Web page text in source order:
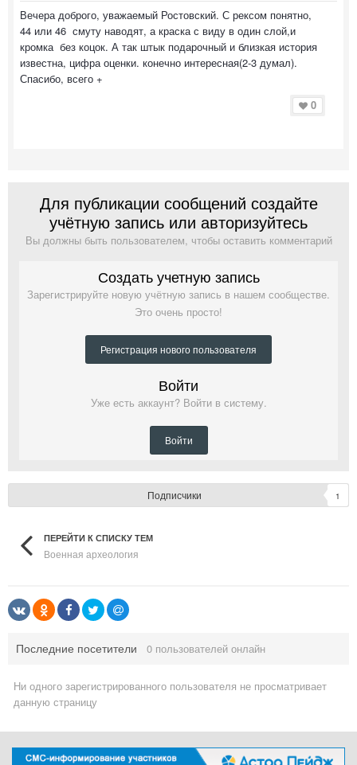
Вечера доброго, уважаемый Ростовский. С рексом понятно,
44 или 46 смуту наводят, а краска с виду в один слой,и
кромка без коцок. А так штык подарочный и близкая история
известна, цифра оценки. конечно интересная(2-3 думал).
Спасибо, всего +
0
Для публикации сообщений создайте
учётную запись или авторизуйтесь
Вы должны быть пользователем, чтобы оставить комментарий
Создать учетную запись
Зарегистрируйте новую учётную запись в нашем сообществе.
Это очень просто!
Регистрация нового пользователя
Войти
Уже есть аккаунт? Войти в систему.
Войти
Подписчики 1
ПЕРЕЙТИ К СПИСКУ ТЕМ
Военная археология
Последние посетители 0 пользователей онлайн
Ни одного зарегистрированного пользователя не просматривает
данную страницу